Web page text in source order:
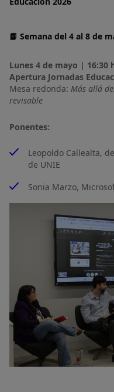
📘 Semana del 4 al 8 de
Lunes 4 de mayo | 16:30
Apertura Jornadas
Mesa redonda: Más allá
revisable
Ponentes:
Leopoldo Callealta,
de UNIE
Sonia Marzo,